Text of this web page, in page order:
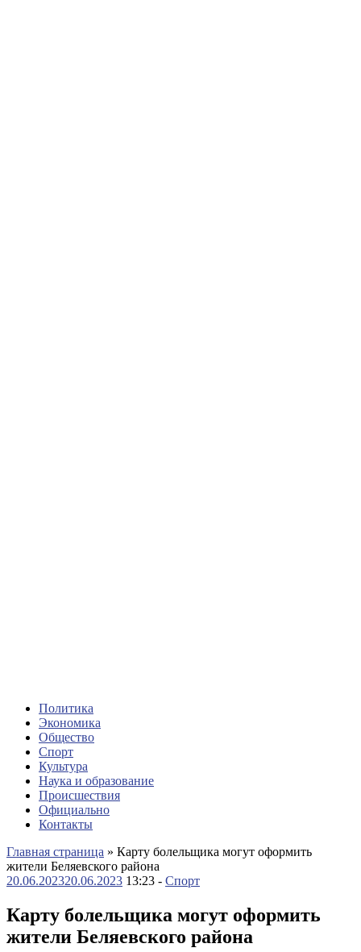
Политика
Экономика
Общество
Спорт
Культура
Наука и образование
Происшествия
Официально
Контакты
Главная страница » Карту болельщика могут оформить
жители Беляевского района
20.06.202320.06.2023 13:23 - Спорт
Карту болельщика могут оформить
жители Беляевского района